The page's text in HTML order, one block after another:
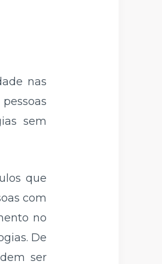
nas
sem
que
com
no
De
ser